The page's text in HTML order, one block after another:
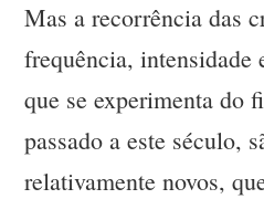
Mas a recorrência das
frequência, intensidade
que se experimenta do
passado a este século,
relativamente novos,